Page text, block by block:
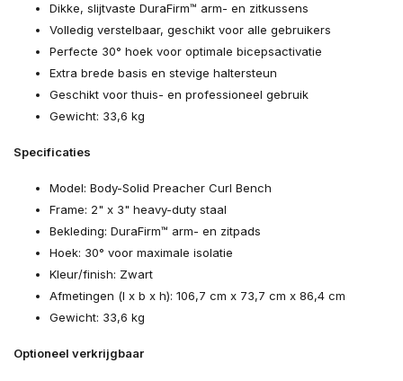
Dikke, slijtvaste DuraFirm™ arm- en zitkussens
Volledig verstelbaar, geschikt voor alle gebruikers
Perfecte 30° hoek voor optimale bicepsactivatie
Extra brede basis en stevige haltersteun
Geschikt voor thuis- en professioneel gebruik
Gewicht: 33,6 kg
Specificaties
Model: Body-Solid Preacher Curl Bench
Frame: 2" x 3" heavy-duty staal
Bekleding: DuraFirm™ arm- en zitpads
Hoek: 30° voor maximale isolatie
Kleur/finish: Zwart
Afmetingen (l x b x h): 106,7 cm x 73,7 cm x 86,4 cm
Gewicht: 33,6 kg
Optioneel verkrijgbaar